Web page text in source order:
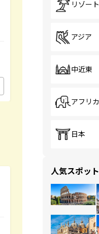
リゾート
アジア
中近東
アフリカ
日本
人気スポット